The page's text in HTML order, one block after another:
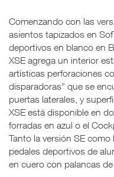
Comenzando con las
asientos tapizados en
deportivos en blanco en
XSE agrega un interior
artísticas perforaciones
disparadoras” que se
puertas laterales, y
XSE está disponible en
forradas en azul o el
Tanto la versión SE
pedales deportivos de
en cuero con palancas de